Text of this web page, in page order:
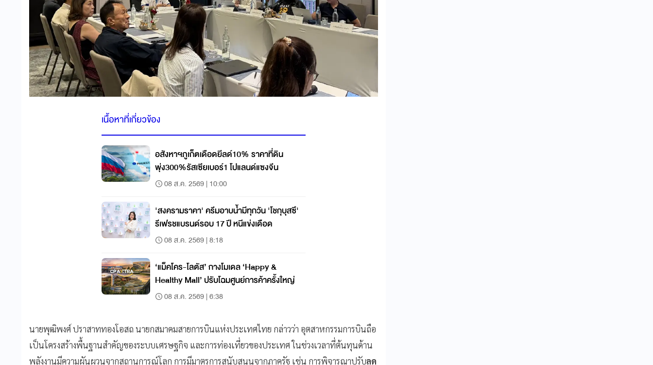
เนื้อหาที่เกี่ยวข้อง
อสังหาฯภูเก็ตเดือดยีลด์10% ราคาที่ดิน
พุ่ง300%รัสเซียเบอร์1 โปแลนด์แซงจีน
08 ส.ค. 2569 | 10:00
'สงครามราคา' ครีมอาบน้ำมีทุกวัน 'โชกุบุสซึ'
รีเฟรชแบรนด์รอบ 17 ปี หนีแข่งเดือด
08 ส.ค. 2569 | 8:18
‘แม็คโคร-โลตัส’ กางโมเดล ‘Happy &
Healthy Mall’ ปรับโฉมศูนย์การค้าครั้งใหญ่
08 ส.ค. 2569 | 6:38
นายพุฒิพงศ์ ปราสาททองโอสถ นายกสมาคมสายการบินแห่งประเทศไทย กล่าวว่า อุตสาหกรรมการบินถือ
เป็นโครงสร้างพื้นฐานสำคัญของระบบเศรษฐกิจ และการท่องเที่ยวของประเทศ ในช่วงเวลาที่ต้นทุนด้าน
พลังงานมีความผันผวนจากสถานการณ์โลก การมีมาตรการสนับสนุนจากภาครัฐ เช่น การพิจารณาปรับลด